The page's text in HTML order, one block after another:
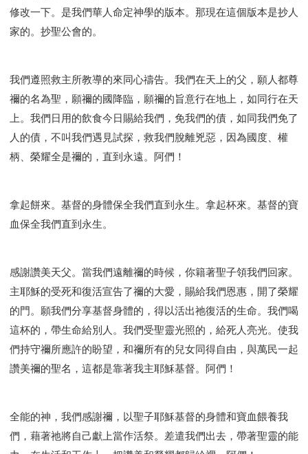
修改一下。是我們華人命定神學的版本。那現在這個版本是抄人
家的。抄聖公會的。
我們遵照救主所教導的來同心禱告。我們在天上的父，願人都尊
禰的名為聖，願禰的國降臨，願禰的旨意行在地上，如同行在天
上。我們日用的飲食今日賜給我們，免我們的債，如同我們免了
人的債，不叫我們遇見試探，救我們脫離兇惡，因為國度、權
柄、榮耀全是禰的，直到永遠。阿們！
拿起餅來。基督的身體保全我們直到永生。拿起杯來。基督的寶
血保全我們直到永生。
感謝讚美天父。當我們遠離禰的時候，你籍著聖子領我們回家。
主耶穌的受死和復活宣告了禰的大愛，賜給我們恩惠，開了榮耀
的門。願我們分享基督身體的，得以活出祂復活的生命。我們喝
這杯的，帶生命給別人。我們受聖靈光照的，給死人亮光。使我
們持守禰所應許的盼望，和禰所有的兒女同得自由，與萬民一起
讚美禰的聖名，這都是靠著我主耶穌基督。阿們！
全能的神，我們感謝禰，以聖子耶穌基督的身體和寶血餵養我
們，藉著祂將自己獻上當作活祭。差遣我們出去，帶著聖靈的能